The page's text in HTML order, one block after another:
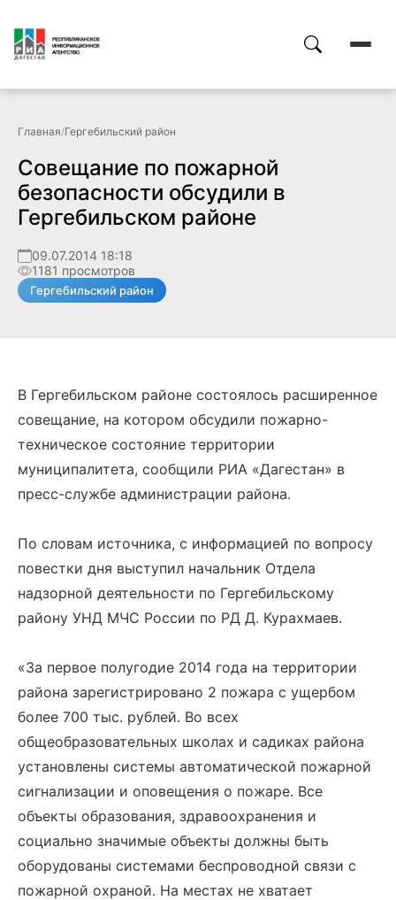
Главная/Гергебильский район
Совещание по пожарной
безопасности обсудили в
Гергебильском районе
09.07.2014 18:18
1181 просмотров
Гергебильский район
В Гергебильском районе состоялось расширенное
совещание, на котором обсудили пожарно-
техническое состояние территории
муниципалитета, сообщили РИА «Дагестан» в
пресс-службе администрации района.
По словам источника, с информацией по вопросу
повестки дня выступил начальник Отдела
надзорной деятельности по Гергебильскому
району УНД МЧС России по РД Д. Курахмаев.
«За первое полугодие 2014 года на территории
района зарегистрировано 2 пожара с ущербом
более 700 тыс. рублей. Во всех
общеобразовательных школах и садиках района
установлены системы автоматической пожарной
сигнализации и оповещения о пожаре. Все
объекты образования, здравоохранения и
социально значимые объекты должны быть
оборудованы системами беспроводной связи с
пожарной охраной. На местах не хватает